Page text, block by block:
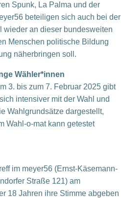
Spunk, La Palma und der
beteiligen sich auch bei der
wieder an dieser bundesweiten
Menschen politische Bildung
näherbringen soll.
Wähler*innen
3. bis zum 7. Februar 2025 gibt
intensiver mit der Wahl und
Wahlgrundsätze dargestellt,
Wahl-o-mat kann getestet
im meyer56 (Ernst-Käsemann-
Straße 121) am
18 Jahren ihre Stimme abgeben